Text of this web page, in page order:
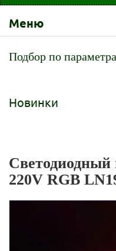
Меню
Подбор по
Новинки
Светодиодный
220V RGB